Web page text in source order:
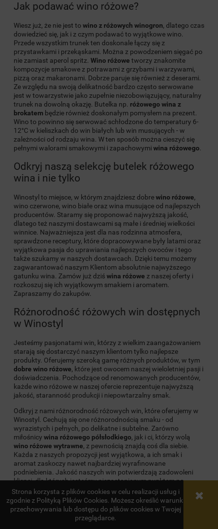
Strona korzysta z plików cookies w celu realizacji usług i
zgodnie z Polityką Plików Cookies. Możesz określić warunki
przechowywania lub dostępu do plików cookies w Twojej
przeglądarce.
Jak podawać wino różowe?
Wiesz już, że nie jest to wino z różowych winogron, dlatego czas
dowiedzieć się, jak i z czym podawać to wyjątkowe wino.
Przede wszystkim trunek ten doskonale łączy się z
przystawkami i przekąskami. Można z powodzeniem sięgać po
nie zamiast aperol spritz. Wino różowe tworzy znakomite
kompozycje smakowe z potrawami z grzybami i warzywami,
pizzą oraz makaronami. Dobrze paruje się również z deserami.
Ze względu na swoją delikatność bardzo często serwowane
jest w towarzystwie jako zupełnie niezobowiązujący, naturalny
trunek na dowolną okazję. Butelka np. różowego wina z
brokatem będzie również doskonałym pomysłem na prezent.
Wino to powinno się serwować schłodzone do temperatury 6-
12°C w kieliszkach do win białych lub win musujących - w
zależności od rodzaju wina. W ten sposób można cieszyć się
pełnymi walorami smakowymi i zapachowymi wina różowego
Odkryj naszą selekcję butelek różowego
wina i nie tylko
Winostyl to miejsce, w którym znajdziesz dobrewino różowe,
wino czerwone, wino białe oraz wina musujące od najlepszych
producentów. Staramy się proponować najwyższą jakość,
dlatego też naszymi dostawcami są małe i średniej wielkości
winnice. Najważniejsza jest dla nas rodzinna atmosfera,
sprawdzone receptury, które dopracowywane były latami oraz
wyjątkowa pasja do uprawiania najlepszych owoców i tego
także szukamy w naszych dostawcach. Dzięki temu możemy
zagwarantować naszym Klientom absolutnie najwyższego
gatunku wina. Zamów już dziświna różowe z naszej oferty i
rozkoszuj się ich wyjątkowym smakiem i aromatem.
Zapraszamy do zakupów.
Różnorodność różowych win dostępnych
w Winostyl
Jesteśmy pasjonatami win, którzy z wielkim zaangażowaniem
starają się dostarczyć naszym klientom tylko najlepsze
produkty. Oferujemy szeroką gamę różnych produktów, w tym
dobre wino różowe, które jest owocem naszej wieloletniej pasji i
doświadczenia. Pochodzące od renomowanych producentów,
każde wino różowe w naszej ofercie reprezentuje najwyższą
jakość, staranność produkcji i niepowtarzalny smak.
Odkryj z nami różnorodność różowych win, które oferujemy w
Winostyl. Cechują się one różnorodnością smaku - od
wyrazistych i pełnych, po delikatne i subtelne. Zarówno
miłośnicy wina różowego półsłodkiego, jak i ci, którzy wolą
wino różowe wytrawne, z pewnością znajdą coś dla siebie.
Każda z naszych propozycji jest wyjątkowa, a ich smak i
aromat zaskoczy nawet najbardziej wyrafinowane
podniebienia. Jakość naszych win potwierdzają zadowoleni
klienci, dla których jesteśmy niezastąpionym punktem na
winnej mapie Polski. Zapraszamy do odkrycia bogactwa
różowych win w Winostyl.
Twoje idealne wino różowe na każdą